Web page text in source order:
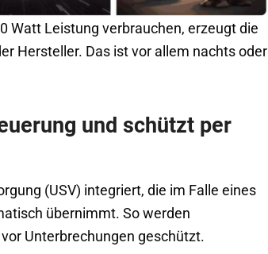
Watt Leistung verbrauchen, erzeugt die
Hersteller. Das ist vor allem nachts oder
und schützt per
(USV) integriert, die im Falle eines
übernimmt. So werden
Unterbrechungen geschützt.